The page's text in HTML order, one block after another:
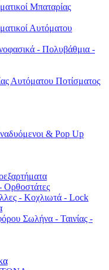
Μπαταρίας
Αυτόματου
- Πολυβάθμια -
Αυτόματου Ποτίσματος
& Pop Up
Ορθοστάτες
- Κοχλιωτά - Lock
Σωλήνα - Ταινίας -